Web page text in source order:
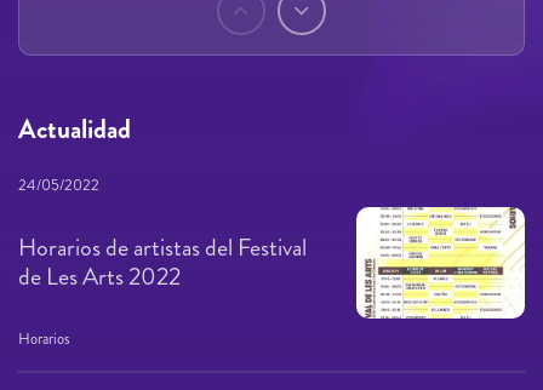
Actualidad
24/05/2022
Horarios de artistas del Festival
de Les Arts 2022
Horarios